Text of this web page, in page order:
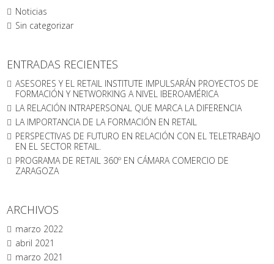
Noticias
Sin categorizar
ENTRADAS RECIENTES
ASESORES Y EL RETAIL INSTITUTE IMPULSARÁN PROYECTOS DE
FORMACIÓN Y NETWORKING A NIVEL IBEROAMÉRICA
LA RELACIÓN INTRAPERSONAL QUE MARCA LA DIFERENCIA
LA IMPORTANCIA DE LA FORMACIÓN EN RETAIL
PERSPECTIVAS DE FUTURO EN RELACIÓN CON EL TELETRABAJO
EN EL SECTOR RETAIL.
PROGRAMA DE RETAIL 360º EN CÁMARA COMERCIO DE
ZARAGOZA
ARCHIVOS
marzo 2022
abril 2021
marzo 2021